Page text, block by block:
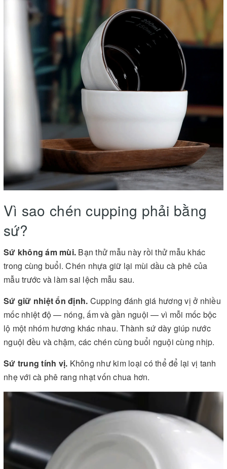
Vì sao chén cupping phải bằng
sứ?
Sứ không ám mùi. Bạn thử mẫu này rồi thử mẫu khác
trong cùng buổi. Chén nhựa giữ lại mùi dầu cà phê của
mẫu trước và làm sai lệch mẫu sau.
Sứ giữ nhiệt ổn định. Cupping đánh giá hương vị ở nhiều
mốc nhiệt độ — nóng, ấm và gần nguội — vì mỗi mốc bộc
lộ một nhóm hương khác nhau. Thành sứ dày giúp nước
nguội đều và chậm, các chén cùng buổi nguội cùng nhịp.
Sứ trung tính vị. Không như kim loại có thể để lại vị tanh
nhẹ với cà phê rang nhạt vốn chua hơn.